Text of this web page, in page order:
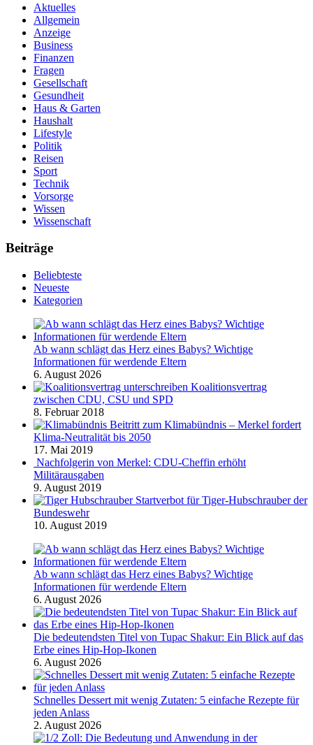
Aktuelles
Allgemein
Anzeige
Business
Finanzen
Fragen
Gesellschaft
Gesundheit
Haus & Garten
Haushalt
Lifestyle
Politik
Reisen
Sport
Technik
Vorsorge
Wissen
Wissenschaft
Beiträge
Beliebteste
Neueste
Kategorien
Ab wann schlägt das Herz eines Babys? Wichtige
Informationen für werdende Eltern
6. August 2026
Koalitionsvertrag
zwischen CDU, CSU und SPD
8. Februar 2018
Beitritt zum Klimabündnis – Merkel fordert
Klima-Neutralität bis 2050
17. Mai 2019
Nachfolgerin von Merkel: CDU-Cheffin erhöht
Militärausgaben
9. August 2019
Startverbot für Tiger-Hubschrauber der
Bundeswehr
10. August 2019
Ab wann schlägt das Herz eines Babys? Wichtige
Informationen für werdende Eltern
6. August 2026
Die bedeutendsten Titel von Tupac Shakur: Ein Blick auf das
Erbe eines Hip-Hop-Ikonen
6. August 2026
Schnelles Dessert mit wenig Zutaten: 5 einfache Rezepte für
jeden Anlass
2. August 2026